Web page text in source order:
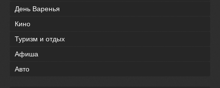
День Варенья
Кино
Туризм и отдых
Афиша
Авто